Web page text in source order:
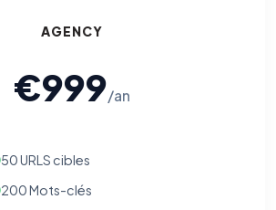
AGENCY
€999/an
50 URLS cibles
200 Mots-clés
contenir un pixel d'ouverture et des liens
Informatique et Libertés ; recommandation CNIL
2026).
Ce suivi n'est pas géré par ce
Traceurs dans les Courriels).